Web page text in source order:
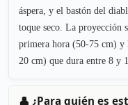
áspera, y el bastón del
toque seco. La proyección
primera hora (50-75 cm) y
20 cm) que dura entre 8 y
👤 ¿Para quién es